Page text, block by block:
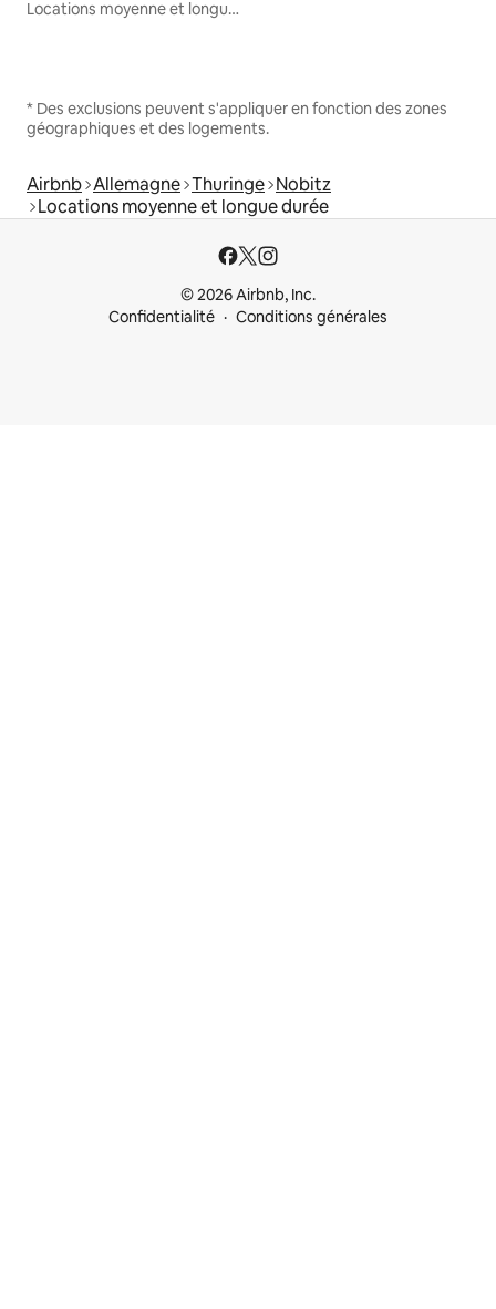
Locations moyenne et longue durée
* Des exclusions peuvent s'appliquer en fonction des zones
géographiques et des logements.
Airbnb Allemagne Thuringe Nobitz
Locations moyenne et longue durée
© 2026 Airbnb, Inc.
Confidentialité
Conditions générales